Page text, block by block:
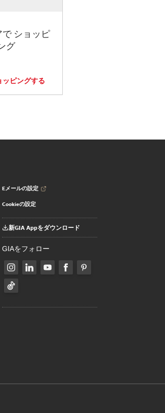
で ショッピ
グ
ッピングする
Eメールの設定
Cookieの設定
新GIA Appをダウンロード
GIAをフォロー